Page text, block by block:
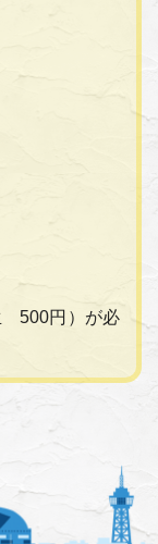
500円）が必